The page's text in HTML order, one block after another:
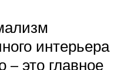
интерьера
– это главное